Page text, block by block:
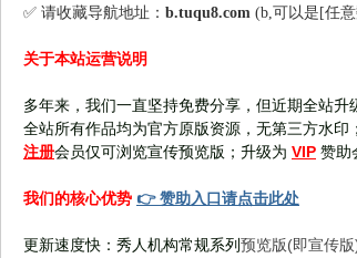
✅ 请收藏导航地址： b.tuqu8.com (b,可以是[任
关于本站运营说明
多年来，我们一直坚持免费分享，但近期全站
全站所有作品均为官方原版资源，无第三方水印
注册会员仅可浏览宣传预览版 ； 升级为 VIP 赞助
我们的核心优势 👉 赞助入口请点击此处
更新速度快：秀人机构常规系列 预览版(即宣传版